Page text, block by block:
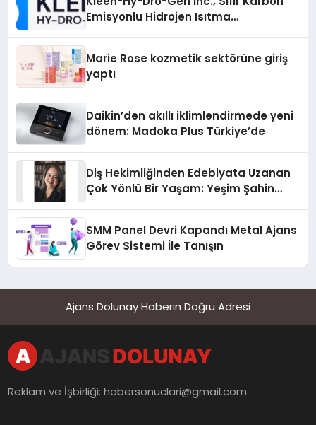
Emisyonlu Hidrojen Isıtma
Marie Rose kozmetik sektörüne giriş
yaptı
Daikin’den akıllı iklimlendirmede yeni
dönem: Madoka Plus Türkiye’de
Diş Hekimliğinden Edebiyata Uzanan
Çok Yönlü Bir Yaşam: Yeşim Şahin
SMM Panel Devri Kapandı Metal Ajans
Görev Sistemi İle Tanışın
Ajans Dolunay Haberin Doğru Adresi
Reklam ve İşbirliği:habersonuclari@gmail.com